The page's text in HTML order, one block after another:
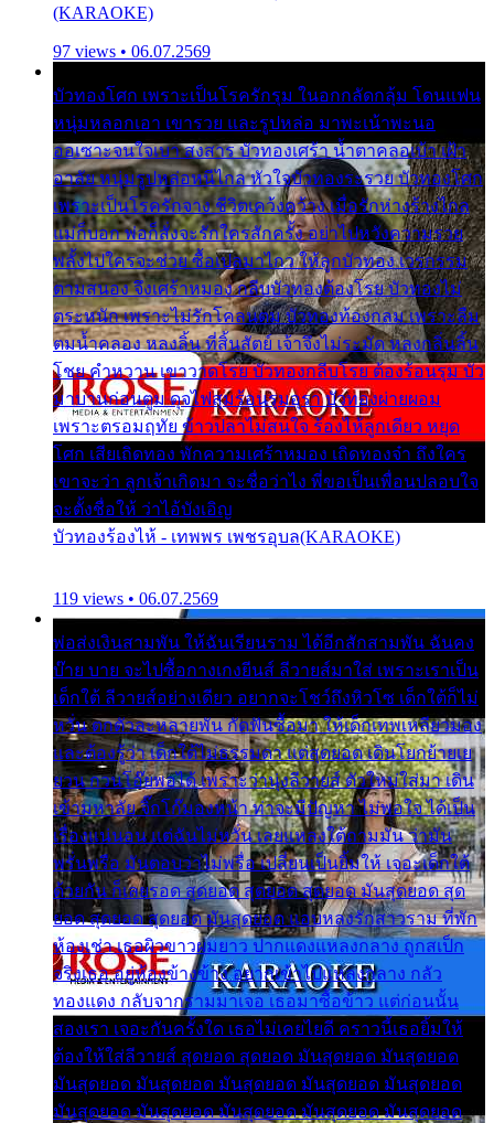
(KARAOKE)
97 views • 06.07.2569
บัวทองโศก เพราะเป็นโรครักรุม ในอกกลัดกลุ้ม โดนแฟน
หนุ่มหลอกเอา เขารวย และรูปหล่อ มาพะเน้าพะนอ
ออเซาะจนใจเบา สงสาร บัวทองเศร้า น้ำตาคลอเบ้า เฝ้า
อาลัย หนุ่มรูปหล่อหนีไกล หัวใจบัวทองระรวย บัวทองโศก
เพราะเป็นโรครักจาง ชีวิตเคว้งคว้าง เมื่อรักห่างร้างไกล
แม่ก็บอก พ่อก็สั่งจะรักใครสักครั้ง อย่าไปหวังความรวย
พลั้งไปใครจะช่วย ซื้อเปลมาไกว ให้ลูกบัวทอง เวรกรรม
ตามสนอง จึงเศร้าหมอง กลีบบัวทองต้องโรย บัวทองไม่
ตระหนัก เพราะไม่รักโคลนตม บัวทองท้องกลม เพราะลืม
ตมน้ำคลอง หลงลิ้น ที่สิ้นสัตย์ เจ้าจึงไม่ระมัด หลงกลิ่นลิ้น
โชย คำหวาน เขาวาดโรย บัวทองกลีบโรย ต้องร้อนรุม บัว
มาบานก่อนตูม ดุจไฟสุมร้อนรุมอุรา บัวทองผ่ายผอม
เพราะตรอมฤทัย ข้าวปลาไม่สนใจ ร้องไห้ลูกเดียว หยุด
โศก เสียเถิดทอง พักความเศร้าหมอง เถิดทองจ๋า ถึงใคร
เขาจะว่า ลูกเจ้าเกิดมา จะชื่อว่าไง พี่ขอเป็นเพื่อนปลอบใจ
จะตั้งชื่อให้ ว่าไอ้บังเอิญ
บัวทองร้องไห้ - เทพพร เพชรอุบล(KARAOKE)
119 views • 06.07.2569
พ่อส่งเงินสามพัน ให้ฉันเรียนราม ได้อีกสักสามพัน ฉันคง
บ๊าย บาย จะไปซื้อกางเกงยีนส์ ลีวายส์มาใส่ เพราะเราเป็น
เด็กใต้ ลีวายส์อย่างเดียว อยากจะโชว์ถึงหิวโซ เด็กใต้ก็ไม่
หวั่น ตกตัวละหลายพัน กัดฟันซื้อมา ให้เด็กเทพเหลียวมอง
และต้องรู้ว่า เด็กใต้ไม่ธรรมดา แต่สุดยอด เดินโยกย้ายเย
ยวน กวนโอ๊ยพอได้ เพราะว่านุ่งลีวายส์ ตัวใหม่ใส่มา เดิน
เข้ามหาลัย จิ๊กโก๊มองหน้า ท่าจะมีปัญหา ไม่พอใจ ได้เป็น
เรื่องแน่นอน แต่ฉันไม่หวั่น เลยแหลงใต้ถามมัน ว่ามัน
พรั่นพรือ มันตอบว่าไม่พรื่อ เปลี่ยนเป็นยิ้มให้ เจอะเด็กใต้
ด้วยกัน ก็เลยรอด สุดยอด สุดยอด สุดยอด มันสุดยอด สุด
ยอด สุดยอด สุดยอด มันสุดยอด แอบหลงรักสาวราม ที่พัก
ห้องเช่า เธอผิวขาวผมยาว ปากแดงแหลงกลาง ถูกสเป็ก
จริงเธอ อยู่ห้องข้างข้าง อยากเข้าไปแหลงกลาง กลัว
ทองแดง กลับจากรามมาเจอ เธอมาซื้อข้าว แต่ก่อนนั้น
สองเรา เจอะกันครั้งใด เธอไม่เคยไยดี คราวนี้เธอยิ้มให้
ต้องให้ใส่ลีวายส์ สุดยอด สุดยอด มันสุดยอด มันสุดยอด
มันสุดยอด มันสุดยอด มันสุดยอด มันสุดยอด มันสุดยอด
มันสุดยอด มันสุดยอด มันสุดยอด มันสุดยอด มันสุดยอด